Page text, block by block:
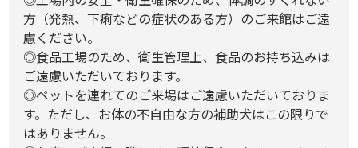
方（発熱、下痢などの症状のある方）のご来館はご遠
慮ください。
◎食品工場のため、衛生管理上、食品のお持ち込みは
ご遠慮いただいております。
◎ペットを連れてのご来場はご遠慮いただいておりま
す。ただし、お体の不自由な方の補助犬はこの限りで
はありません。